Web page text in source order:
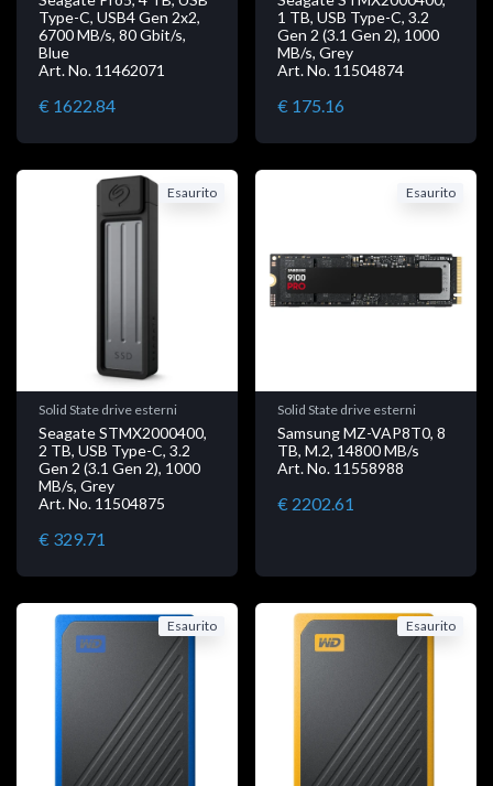
Type-C, USB4 Gen 2x2,
6700 MB/s, 80 Gbit/s,
Blue
Art. No. 11462071
€ 1622.84
1 TB, USB Type-C, 3.2
Gen 2 (3.1 Gen 2), 1000
MB/s, Grey
Art. No. 11504874
€ 175.16
Esaurito
Solid State drive esterni
Seagate STMX2000400,
2 TB, USB Type-C, 3.2
Gen 2 (3.1 Gen 2), 1000
MB/s, Grey
Art. No. 11504875
€ 329.71
Esaurito
Solid State drive esterni
Samsung MZ-VAP8T0, 8
TB, M.2, 14800 MB/s
Art. No. 11558988
€ 2202.61
Esaurito Esaurito